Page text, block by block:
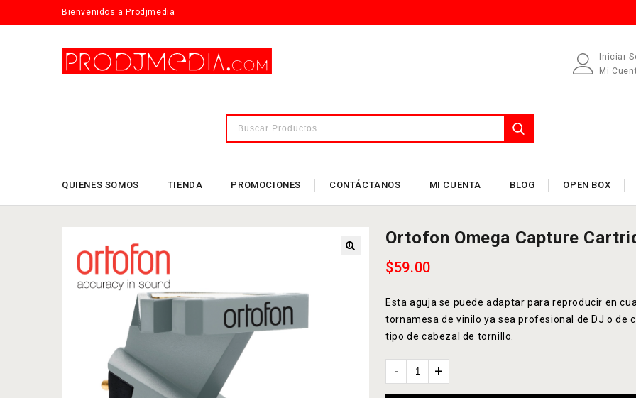
Bienvenidos a Prodjmedia
Iniciar
Mi
QUIENES SOMOS TIENDA PROMOCIONES CONTÁCTANOS MI CUENTA BLOG OPEN BOX
Ortofon Omega Capture
$59.00
Esta aguja se puede adaptar para reproducir en
tornamesa de vinilo ya sea profesional de DJ o de
tipo de cabezal de tornillo.